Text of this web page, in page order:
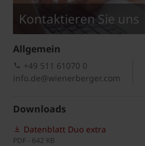
Kontaktieren Sie uns
Allgemein
+49 511 61070 0
info.de@wienerberger.com
Downloads
Datenblatt Duo extra
PDF - 642 KB